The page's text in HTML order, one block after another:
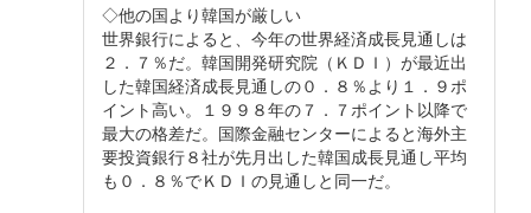
◇他の国より韓国が厳しい
世界銀行によると、今年の世界経済成長見通しは
２．７％だ。韓国開発研究院（ＫＤＩ）が最近出
した韓国経済成長見通しの０．８％より１．９ポ
イント高い。１９９８年の７．７ポイント以降で
最大の格差だ。国際金融センターによると海外主
要投資銀行８社が先月出した韓国成長見通し平均
も０．８％でＫＤＩの見通しと同一だ。